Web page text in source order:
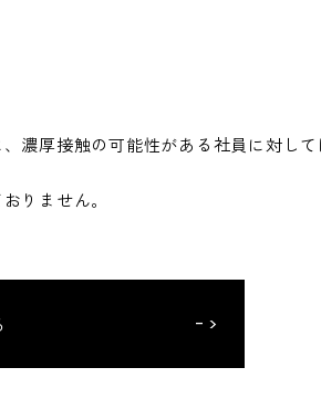
濃厚接触の可能性がある社員に対し
りません。